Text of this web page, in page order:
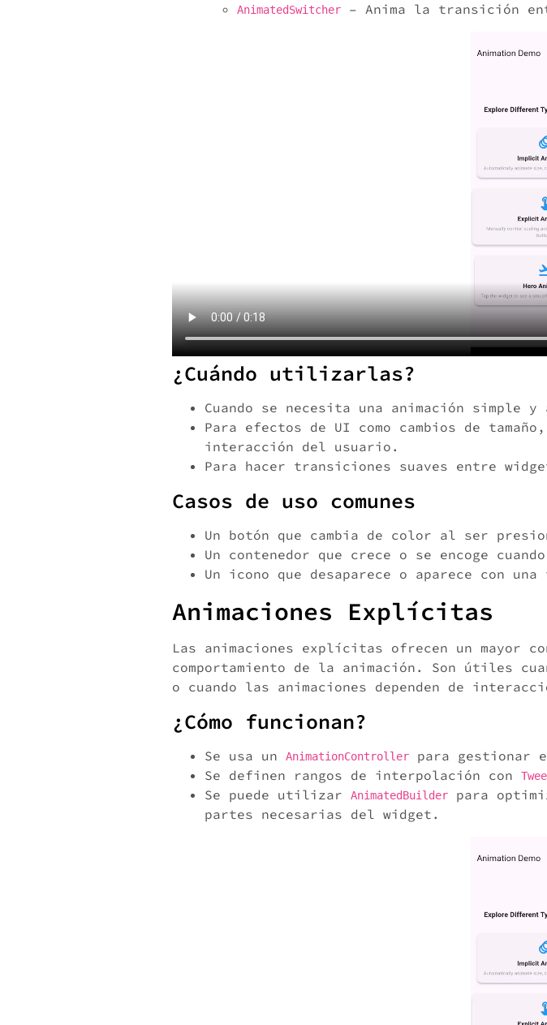
AnimatedSwitcher – Anima la transición
¿Cuándo utilizarlas?
Cuando se necesita una animación simple
Para efectos de UI como cambios de
interacción del usuario.
Para hacer transiciones suaves entre
Casos de uso comunes
Un botón que cambia de color al ser
Un contenedor que crece o se encoge
Un icono que desaparece o aparece con
Animaciones Explícitas
Las animaciones explícitas ofrecen un
comportamiento de la animación. Son útiles
o cuando las animaciones dependen de
¿Cómo funcionan?
Se usa un AnimationController
para gestionar
Se definen rangos de interpolación con
Se puede utilizar
AnimatedBuilder
para
partes necesarias del widget.